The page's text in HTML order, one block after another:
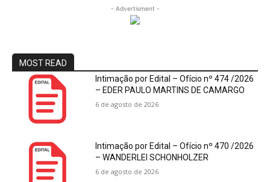
- Advertisment -
MOST READ
Intimação por Edital – Ofício nº 474 /2026
– EDER PAULO MARTINS DE CAMARGO
6 de agosto de 2026
Intimação por Edital – Ofício nº 470 /2026
– WANDERLEI SCHONHOLZER
6 de agosto de 2026